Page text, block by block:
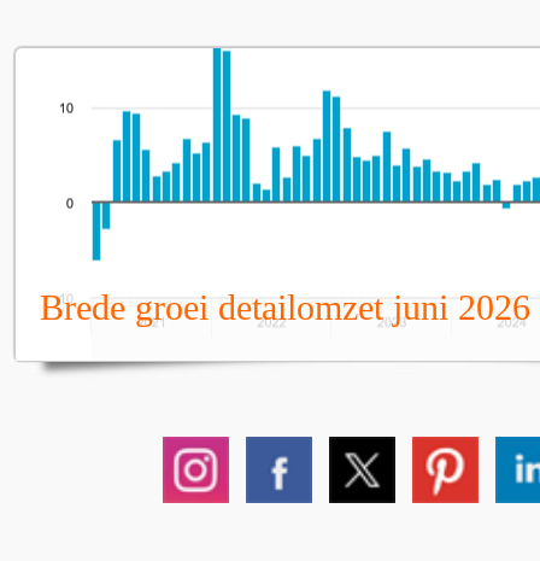
Brede groei detailomzet juni 2026